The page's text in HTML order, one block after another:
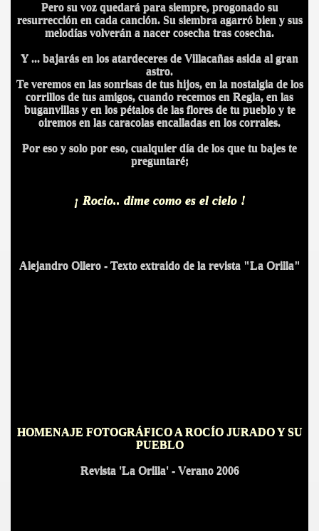
Pero su voz quedará para siempre, progonado su
resurrección en cada canción. Su siembra agarró bien y sus
melodías volverán a nacer cosecha tras cosecha.
Y ... bajarás en los atardeceres de Villacañas asida al gran
astro.
Te veremos en las sonrisas de tus hijos, en la nostalgia de los
corrillos de tus amigos, cuando recemos en Regla, en las
buganvillas y en los pétalos de las flores de tu pueblo y te
oiremos en las caracolas encalladas en los corrales.
Por eso y solo por eso, cualquier día de los que tu bajes te
preguntaré;
¡ Rocio.. dime como es el cielo !
Alejandro Ollero - Texto extraido de la revista "La Orilla"
HOMENAJE FOTOGRÁFICO A ROCÍO JURADO Y SU
PUEBLO
Revista 'La Orilla' - Verano 2006